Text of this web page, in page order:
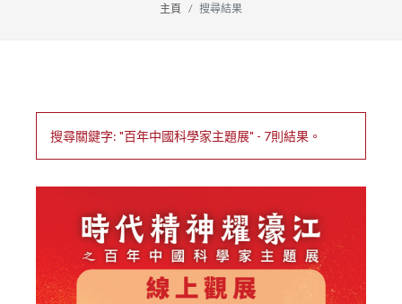
主頁 搜尋結果
搜尋關鍵字: "百年中國科學家主題展" - 7則結果。